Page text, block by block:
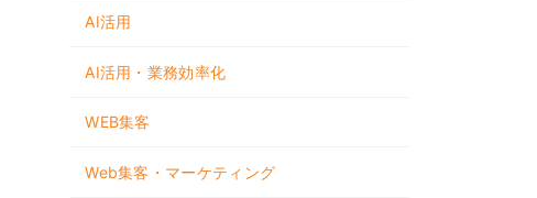
AI活用
AI活用・業務効率化
WEB集客
Web集客・マーケティング